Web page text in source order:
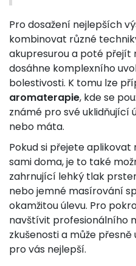
Pro dosažení nejlepších
kombinovat různé
akupresurou a poté přejít
dosáhne komplexního
bolestivosti. K tomu lze
aromaterapie, kde se
známé pro své uklidňující
nebo máta.
Pokud si přejete
sami doma, je to také
zahrnující lehký tlak
nebo jemné masírování
okamžitou úlevu. Pro
navštívit profesionálního
zkušenosti a může
pro vás nejlepší.